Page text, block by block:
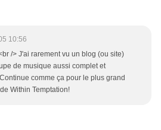
10:56
/> J'ai rarement vu un blog (ou site)
de musique aussi complet et
comme ça pour le plus grand
Within Temptation!